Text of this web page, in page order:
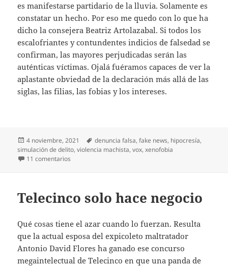
es manifestarse partidario de la lluvia. Solamente es
constatar un hecho. Por eso me quedo con lo que ha
dicho la consejera Beatriz Artolazabal. Si todos los
escalofriantes y contundentes indicios de falsedad se
confirman, las mayores perjudicadas serán las
auténticas víctimas. Ojalá fuéramos capaces de ver la
aplastante obviedad de la declaración más allá de las
siglas, las filias, las fobias y los intereses.
Publicado
el
4 noviembre, 2021 Etiquetas
denuncia falsa,fake news, hipocresía,
simulación de delito,violencia machista,vox,xenofobia
11 comentarios
Telecinco solo hace negocio
Qué cosas tiene el azar cuando lo fuerzan. Resulta
que la actual esposa del expicoleto maltratador
Antonio David Flores ha ganado ese concurso
megaintelectual de Telecinco en que una panda de